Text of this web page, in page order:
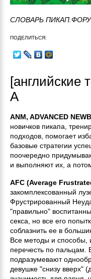
СЛОВАРЬ
ПОДЕЛИТЬСЯ:
[английские
A
ANM, ADVANCED
новичков пикапа,
подходов, помогает
базовые стратегии
поочередно
и выполняют их, а
AFC (Average
закомплексованный
Фрустрированный
"правильно"
секса, но все его
соблазнить ее в
Все методы и
перечесть по пальцам.
подразумевают
девушке "снизу вверх"